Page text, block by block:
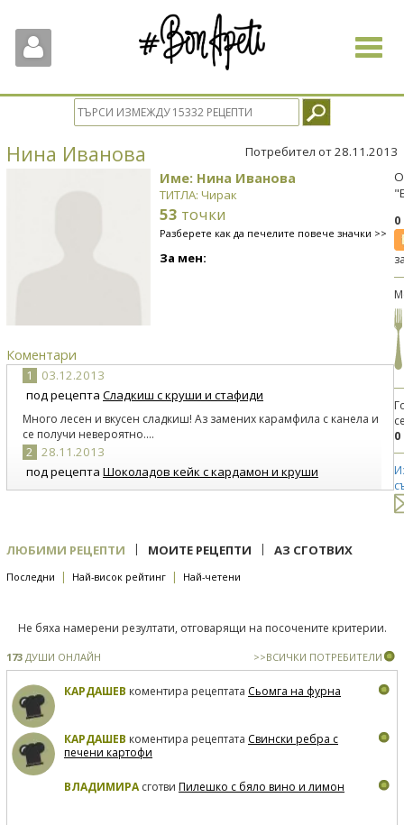
Toggle
Нина Иванова Потребител от 28.11.2013
Име: Нина Иванова
ТИТЛА: Чирак
53 точки
Разберете как да печелите повече значки >>
За мен:
Коментари
1
03.12.2013
под рецепта Сладкиш с круши и стафиди
Много лесен и вкусен сладкиш! Аз замених карамфила с канела и
се получи невероятно....
2 28.11.2013
под рецепта Шоколадов кейк с кардамон и круши
Получи се невероятен вкус от какао и круши. Аз не сложих
вариант на мъфини. Мисля, че ще се получи успешно.
0
ЛЮБИМИ РЕЦЕПТИ | МОИТЕ РЕЦЕПТИ | АЗ СГОТВИХ
Последни | Най-висок рейтинг | Най-четени
Не бяха намерени резултати, отговарящи на посочените критерии.
173 ДУШИ ОНЛАЙН >>ВСИЧКИ ПОТРЕБИТЕЛИ
КАРДАШЕВ коментира рецептата Сьомга на фурна
КАРДАШЕВ коментира рецептата Свински ребра с
печени картофи
ВЛАДИМИРАсготви Пилешко с бяло вино и лимон